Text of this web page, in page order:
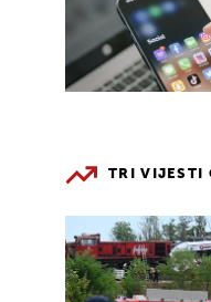
TRI VIJESTI